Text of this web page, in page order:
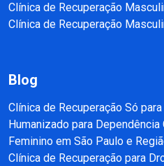
Clínica de Recuperação
Clínica de Recuperação
Blog
Clínica de Recuperação Só
Humanizado para
Feminino em São Paulo e
Clínica de Recuperação para